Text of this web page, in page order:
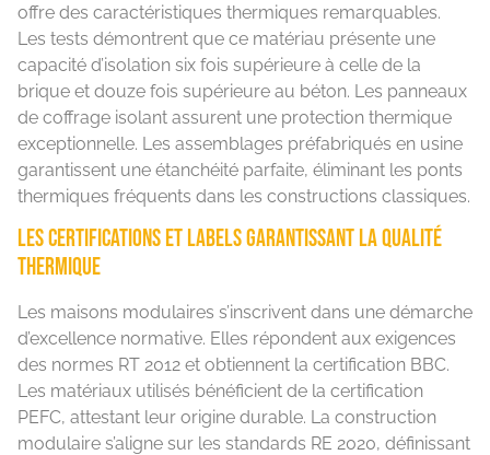
offre des caractéristiques thermiques remarquables.
Les tests démontrent que ce matériau présente une
capacité d’isolation six fois supérieure à celle de la
brique et douze fois supérieure au béton. Les panneaux
de coffrage isolant assurent une protection thermique
exceptionnelle. Les assemblages préfabriqués en usine
garantissent une étanchéité parfaite, éliminant les ponts
thermiques fréquents dans les constructions classiques.
Les certifications et labels garantissant la qualité
thermique
Les maisons modulaires s’inscrivent dans une démarche
d’excellence normative. Elles répondent aux exigences
des normes RT 2012 et obtiennent la certification BBC.
Les matériaux utilisés bénéficient de la certification
PEFC, attestant leur origine durable. La construction
modulaire s’aligne sur les standards RE 2020, définissant